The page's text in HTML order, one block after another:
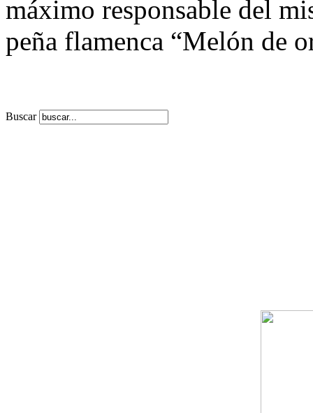
máximo responsable del
peña flamenca “Melón de
Buscar